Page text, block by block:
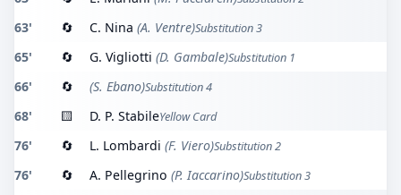
63' 🔄 C. Nina (A. Ventre)Substitution 3
65' 🔄 G. Vigliotti (D. Gambale)Substitution 1
66' 🔄 (S. Ebano)Substitution 4
68' 🟨 D. P. StabileYellow Card
76' 🔄 L. Lombardi (F. Viero)Substitution 2
76' 🔄 A. Pellegrino (P. Iaccarino)Substitution 3